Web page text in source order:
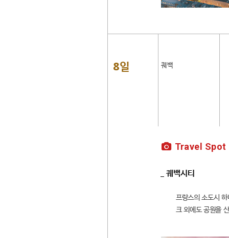
8일 퀘백
Travel Spot
_ 퀘백시티
프랑스의 소도시
크 외에도 공원을